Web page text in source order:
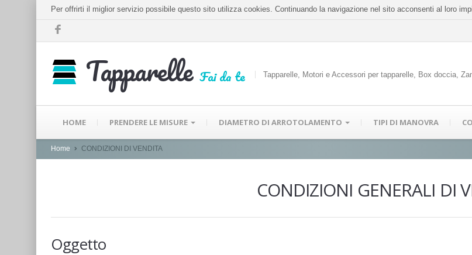
Per offrirti il miglior servizio possibile questo sito utilizza cookies. Continuando la navigazione nel sito acconsenti al loro
Tapparelle Fai da te Tapparelle, Motori e Accessori per tapparelle, Box doccia,
HOME PRENDERE LE MISURE DIAMETRO DI ARROTOLAMENTO TIPI DI MANOVRA
Home CONDIZIONI DI VENDITA
CONDIZIONI GENERALI DI
Oggetto